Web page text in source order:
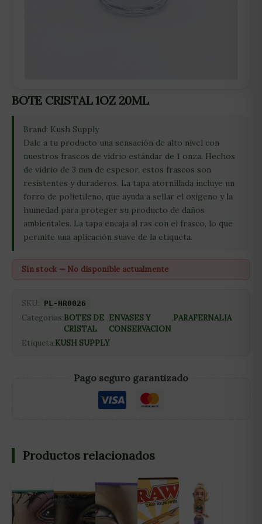
BOTE CRISTAL 1OZ 20ML
Brand: Kush Supply
Dale a tu producto una sensación de alto nivel con
nuestros frascos de vidrio estándar de 1 onza. Hechos
de vidrio de 3 mm de espesor, estos frascos son
resistentes y duraderos. La tapa atornillada incluye un
forro de polietileno, que ayuda a sellar el oxígeno y la
humedad para proteger su producto de daños
ambientales. La tapa encaja al ras con el frasco, lo que
permite una aplicación suave de la etiqueta.
Sin stock — No disponible actualmente
SKU: PL-HR0026
Categorías:BOTES DE
CRISTAL
,ENVASES Y
CONSERVACION
,PARAFERNALIA
Etiqueta:KUSH SUPPLY
Pago seguro garantizado
Productos relacionados